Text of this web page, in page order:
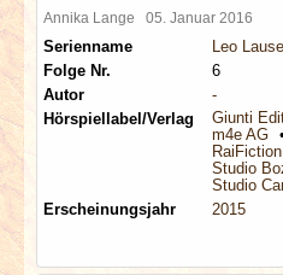
REDAKTION
LINKS
Annika Lange 05. Januar 2016
Serienname
Leo
Folge Nr.
6
Autor
-
Hörspiellabel/Verlag
Giunti
m4e AG
RaiFiction
Studio
Studio
Erscheinungsjahr
2015